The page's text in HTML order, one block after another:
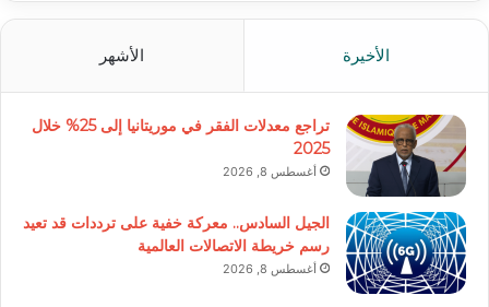
الأخيرة الأشهر
تراجع معدلات الفقر في موريتانيا إلى 25% خلال
2025
أغسطس 8, 2026
الجيل السادس.. معركة خفية على ترددات قد تعيد
رسم خريطة الاتصالات العالمية
أغسطس 8, 2026